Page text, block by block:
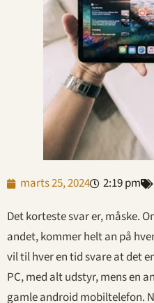
marts 25, 2024 2:19 pm
Det korteste svar er, måske.
andet, kommer helt an på
vil til hver en tid svare at det
PC, med alt udstyr, mens en
gamle android mobiltelefon.